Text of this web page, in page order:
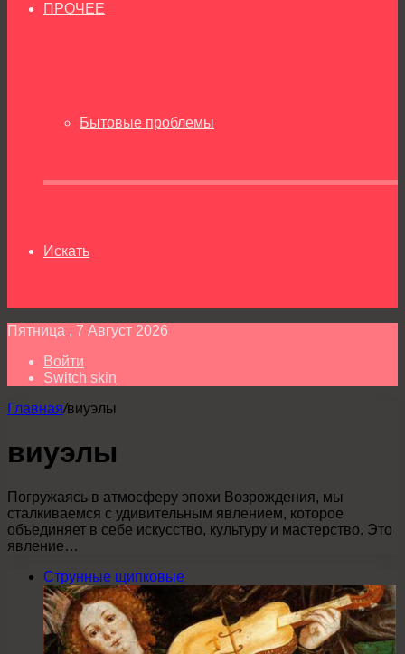
ПРОЧЕЕ
Бытовые проблемы
Искать
Пятница , 7 Август 2026
Войти
Switch skin
Главная/виуэлы
виуэлы
Погружаясь в атмосферу эпохи Возрождения, мы
сталкиваемся с удивительным явлением, которое
объединяет в себе искусство, культуру и мастерство. Это
явление…
Струнные щипковые